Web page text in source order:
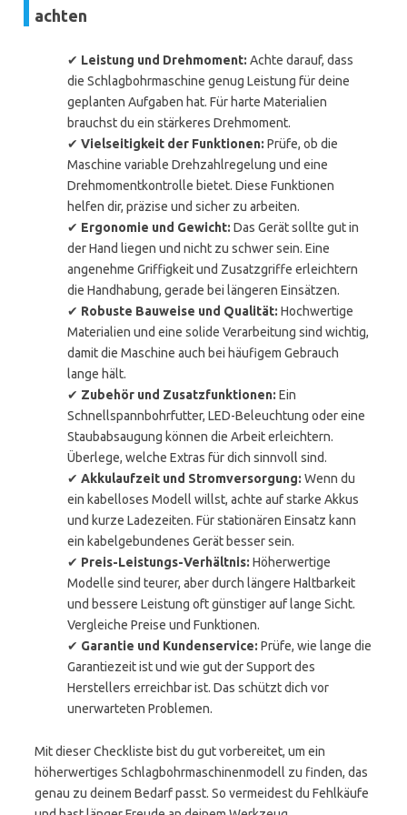
achten
✔ Leistung und Drehmoment: Achte darauf, dass
die Schlagbohrmaschine genug Leistung für deine
geplanten Aufgaben hat. Für harte Materialien
brauchst du ein stärkeres Drehmoment.
✔ Vielseitigkeit der Funktionen: Prüfe, ob die
Maschine variable Drehzahlregelung und eine
Drehmomentkontrolle bietet. Diese Funktionen
helfen dir, präzise und sicher zu arbeiten.
✔ Ergonomie und Gewicht: Das Gerät sollte gut in
der Hand liegen und nicht zu schwer sein. Eine
angenehme Griffigkeit und Zusatzgriffe erleichtern
die Handhabung, gerade bei längeren Einsätzen.
✔ Robuste Bauweise und Qualität: Hochwertige
Materialien und eine solide Verarbeitung sind wichtig,
damit die Maschine auch bei häufigem Gebrauch
lange hält.
✔ Zubehör und Zusatzfunktionen: Ein
Schnellspannbohrfutter, LED-Beleuchtung oder eine
Staubabsaugung können die Arbeit erleichtern.
Überlege, welche Extras für dich sinnvoll sind.
✔ Akkulaufzeit und Stromversorgung: Wenn du
ein kabelloses Modell willst, achte auf starke Akkus
und kurze Ladezeiten. Für stationären Einsatz kann
ein kabelgebundenes Gerät besser sein.
✔ Preis-Leistungs-Verhältnis: Höherwertige
Modelle sind teurer, aber durch längere Haltbarkeit
und bessere Leistung oft günstiger auf lange Sicht.
Vergleiche Preise und Funktionen.
✔ Garantie und Kundenservice: Prüfe, wie lange die
Garantiezeit ist und wie gut der Support des
Herstellers erreichbar ist. Das schützt dich vor
unerwarteten Problemen.
Mit dieser Checkliste bist du gut vorbereitet, um ein
höherwertiges Schlagbohrmaschinenmodell zu finden, das
genau zu deinem Bedarf passt. So vermeidest du Fehlkäufe